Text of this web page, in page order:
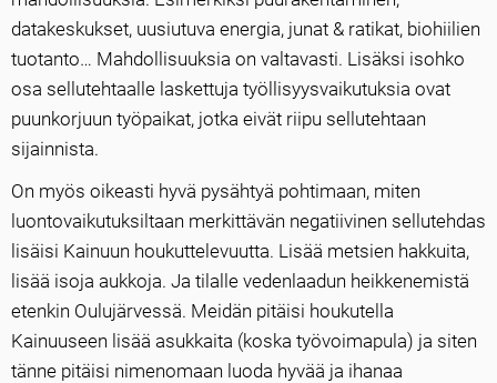
datakeskukset, uusiutuva energia, junat & ratikat, biohiilien
tuotanto… Mahdollisuuksia on valtavasti. Lisäksi isohko
osa sellutehtaalle laskettuja työllisyysvaikutuksia ovat
puunkorjuun työpaikat, jotka eivät riipu sellutehtaan
sijainnista.
On myös oikeasti hyvä pysähtyä pohtimaan, miten
luontovaikutuksiltaan merkittävän negatiivinen sellutehdas
lisäisi Kainuun houkuttelevuutta. Lisää metsien hakkuita,
lisää isoja aukkoja. Ja tilalle vedenlaadun heikkenemistä
etenkin Oulujärvessä. Meidän pitäisi houkutella
Kainuuseen lisää asukkaita (koska työvoimapula) ja siten
tänne pitäisi nimenomaan luoda hyvää ja ihanaa